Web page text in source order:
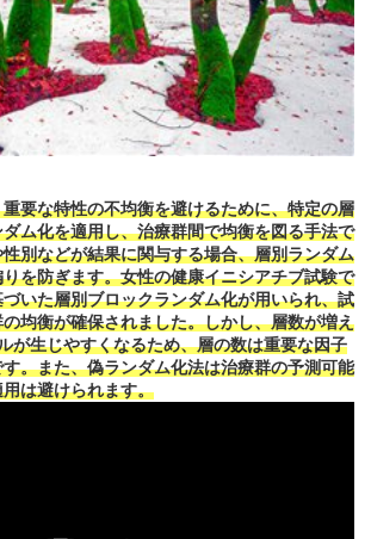
要な特性の不均衡を避けるために、特定の層
ム化を適用し、治療群間で均衡を図る手法で
別などが結果に関与する場合、層別ランダム
を防ぎます。女性の健康イニシアチブ試験で
いた層別ブロックランダム化が用いられ、試
均衡が確保されました。しかし、層数が増え
が生じやすくなるため、層の数は重要な因子
。また、偽ランダム化法は治療群の予測可能
は避けられます。